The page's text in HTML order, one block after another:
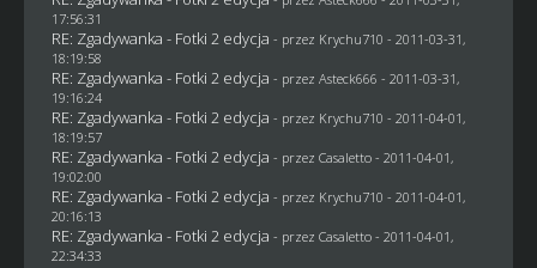
17:56:31
RE: Zgadywanka - Fotki 2 edycja - przez Krychu710 - 2011-03-31,
18:19:58
RE: Zgadywanka - Fotki 2 edycja - przez Asteck666 - 2011-03-31,
19:16:24
RE: Zgadywanka - Fotki 2 edycja - przez Krychu710 - 2011-04-01,
18:19:57
RE: Zgadywanka - Fotki 2 edycja - przez Casaletto- 2011-04-01,
19:02:00
RE: Zgadywanka - Fotki 2 edycja - przez Krychu710 - 2011-04-01,
20:16:13
RE: Zgadywanka - Fotki 2 edycja - przez Casaletto- 2011-04-01,
22:34:33